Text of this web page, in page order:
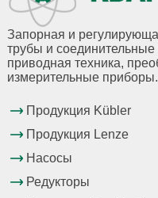
Запорная и
трубы и
приводная техника,
измерительные приборы.
Продукция Kübler
Продукция Lenze
Насосы
Редукторы